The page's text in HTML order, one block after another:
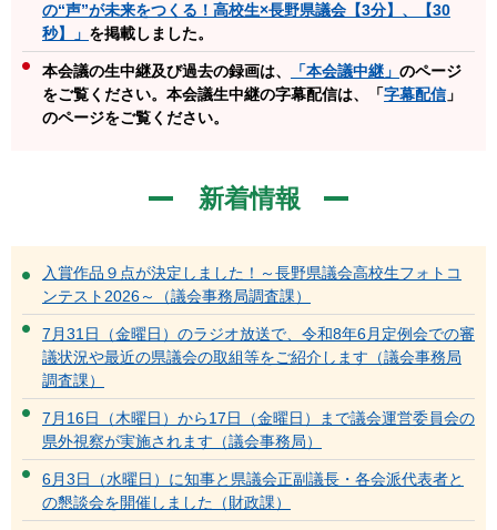
の“声”が未来をつくる！高校生×長野県議会【3分】、【30
秒】」 を掲載しました。
本会議の生中継及び過去の録画は、 「本会議中継」 のページ
をご覧ください。本会議生中継の字幕配信は、「字幕配信」
のページをご覧ください。
新着情報
入賞作品９点が決定しました！～長野県議会高校生フォトコ
ンテスト2026～（議会事務局調査課）
7月31日（金曜日）のラジオ放送で、令和8年6月定例会での審
議状況や最近の県議会の取組等をご紹介します（議会事務局
調査課）
7月16日（木曜日）から17日（金曜日）まで議会運営委員会の
県外視察が実施されます（議会事務局）
6月3日（水曜日）に知事と県議会正副議長・各会派代表者と
の懇談会を開催しました（財政課）